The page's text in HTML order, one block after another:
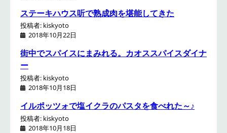
ステーキハウス听で熟成肉を堪能してきた
投稿者: kiskyoto
2018年10月22日
街中でスパイスにまみれる。カオススパイスダイナ
ー
投稿者: kiskyoto
2018年10月18日
イルポッツォで塩イクラのパスタを食べれた～♪
投稿者: kiskyoto
2018年10月18日